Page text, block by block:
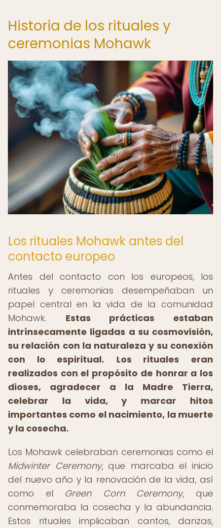
Historia de los rituales y
ceremonias Mohawk
Los rituales Mohawk antes del
contacto europeo
Antes del contacto con los europeos, los
rituales y ceremonias desempeñaban un
papel central en la vida de la comunidad
Mohawk. Estas prácticas estaban
intrínsecamente ligadas a su cosmovisión,
su relación con la naturaleza y su conexión
con lo espiritual.
Los rituales eran
realizados con el propósito de honrar a los
dioses, agradecer a la Madre Tierra,
celebrar la vida, y marcar hitos
importantes como el nacimiento, la muerte
y la cosecha.
Los Mohawk celebraban ceremonias como el
Midwinter Ceremony, que marcaba el inicio
del nuevo año y la renovación de la vida, así
como el Green Corn Ceremony, que
conmemoraba la cosecha y la abundancia.
Estos rituales implicaban cantos, danzas,